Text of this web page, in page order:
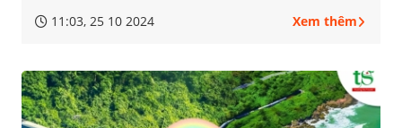
11:03, 25 10 2024 Xem thêm